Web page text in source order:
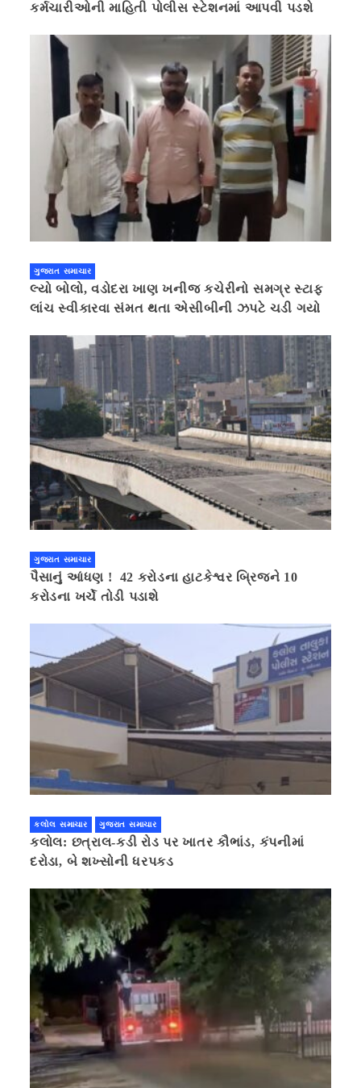
કર્મચારીઓની માહિતી પોલીસ સ્ટેશનમાં આપવી પડશે
ગુજરાત સમાચાર
લ્યો બોલો, વડોદરા ખાણ ખનીજ કચેરીનો સમગ્ર સ્ટાફ
લાંચ સ્વીકારવા સંમત થતા એસીબીની ઝપટે ચડી ગયો
ગુજરાત સમાચાર
પૈસાનું આંધણ ! 42 કરોડના હાટકેશ્વર બ્રિજને 10
કરોડના ખર્ચે તોડી પડાશે
કલોલ સમાચાર ગુજરાત સમાચાર
કલોલ: છત્રાલ-કડી રોડ પર ખાતર કૌભાંડ, કંપનીમાં
દરોડા, બે શખ્સોની ધરપકડ